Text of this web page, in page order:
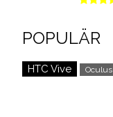
POPULÄR
HTC Vive